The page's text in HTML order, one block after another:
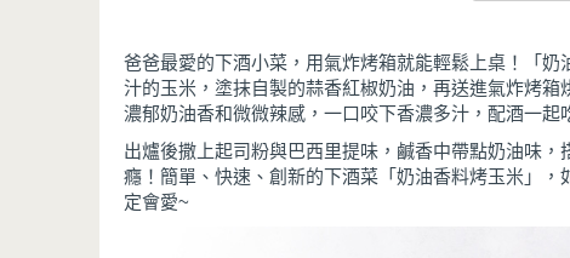
爸爸最愛的下酒小菜，用氣炸烤箱就能輕鬆上桌！「奶
汁的玉米，塗抹自製的蒜香紅椒奶油，再送進氣炸烤箱
濃郁奶油香和微微辣感，一口咬下香濃多汁，配酒一起
出爐後撒上起司粉與巴西里提味，鹹香中帶點奶油味，
癮！簡單、快速、創新的下酒菜「奶油香料烤玉米」，
定會愛~